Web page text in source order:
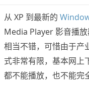
从 XP 到最新的
Media Player 影音播
相当不错，可惜由于产
式非常有限，基本网上
都不能播放，也不能完